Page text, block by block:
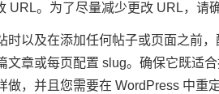
URL。为了尽量减少更改 URL，请
时以及在添加任何帖子或页面之前
文章或每页配置 slug。确保它既适
做，并且您需要在 WordPress 中重